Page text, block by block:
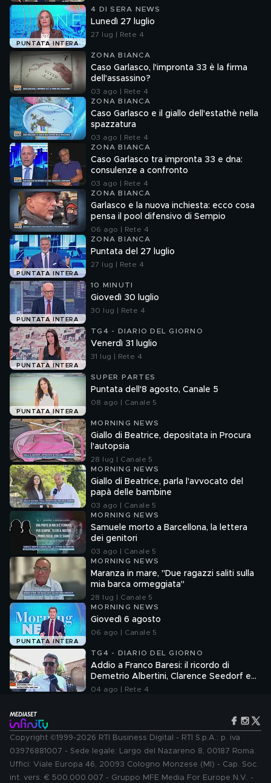
PUNTATA INTERA
4 DI SERA NEWS
Lunedì 27 luglio
27 lug | Rete 4
ZONA BIANCA
Caso Garlasco, l'impronta 33 è la firma
dell'assassino?
03 ago | Rete 4
ZONA BIANCA
Caso Garlasco e il giallo dell'estathè nella
spazzatura
03 ago | Rete 4
ZONA BIANCA
Caso Garlasco tra impronta 33 e dna:
consulenze a confronto
03 ago | Rete 4
ZONA BIANCA
Garlasco e la nuova inchiesta: ecco cosa
pensa il pool difensivo di Sempio
06 ago | Rete 4
PUNTATA INTERA
ZONA BIANCA
Puntata del 27 luglio
27 lug | Rete 4
PUNTATA INTERA
10 MINUTI
Giovedì 30 luglio
30 lug | Rete 4
PUNTATA INTERA
TG4 - DIARIO DEL GIORNO
Venerdì 31 luglio
31 lug | Rete 4
PUNTATA INTERA
SUPER PARTES
Puntata dell'8 agosto, Canale 5
08 ago | Canale 5
MORNING NEWS
Giallo di Beatrice, depositata in Procura
l'autopsia
28 lug | Canale 5
MORNING NEWS
Giallo di Beatrice, parla l'avvocato del
papà delle bambine
03 ago | Canale 5
MORNING NEWS
Samuele morto a Barcellona, la lettera
dei genitori
03 ago | Canale 5
MORNING NEWS
Maranza in mare, "Due ragazzi saliti sulla
mia barca ormeggiata"
28 lug | Canale 5
PUNTATA INTERA
MORNING NEWS
Giovedì 6 agosto
06 ago | Canale 5
TG4 - DIARIO DEL GIORNO
Addio a Franco Baresi: il ricordo di
Demetrio Albertini, Clarence Seedorf e
Giovanni Galli
04 ago | Rete 4
Copyright ©1999-2026 RTI Business Digital - RTI S.p.A.: p. iva
03976881007 - Sede legale: Largo del Nazareno 8, 00187 Roma.
Uffici: Viale Europa 46, 20093 Cologno Monzese (MI) - Cap. Soc.
int. vers. € 500.000.007 - Gruppo MFE Media For Europe N.V. -